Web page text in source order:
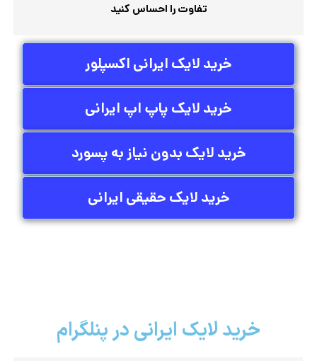
خرید لایک ایرانی اکسپلور
خرید لایک پاپ اپ ایرانی
خرید لایک بدون نیاز به پسورد
خرید لایک حقیقی ایرانی